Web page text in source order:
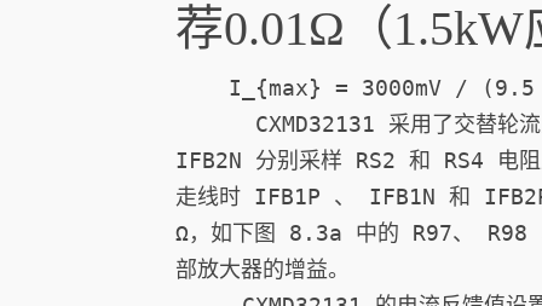
荐0.01Ω（
I_{max} = 3000mV /
CXMD32131 采用了交替轮
IFB2N 分别采样 RS2 和 RS4 电阻
走线时 IFB1P 、 IFB1N 和
Ω，如下图 8.3a 中的 R97、 R98
部放大器的增益。